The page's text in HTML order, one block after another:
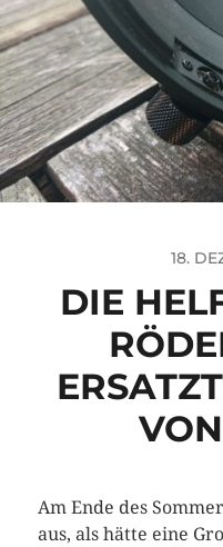
18.
DIE
Am Ende des
aus, als hätte eine